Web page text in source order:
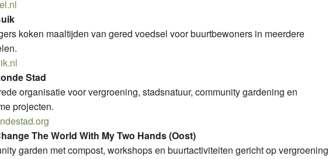
koken maaltijden van gered voedsel voor buurtbewoners in meerdere
Stad
organisatie voor vergroening, stadsnatuur, community gardening en
projecten.
The World With My Two Hands (Oost)
garden met compost, workshops en buurtactiviteiten gericht op vergroening